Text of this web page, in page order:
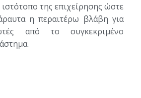
της επιχείρησης ώστε
η περαιτέρω βλάβη για
από το συγκεκριμένο